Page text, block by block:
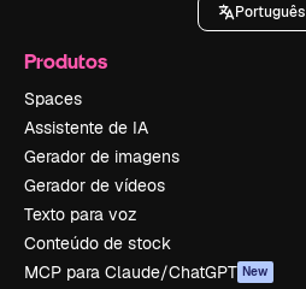
Português
Produtos
Spaces
Assistente de IA
Gerador de imagens
Gerador de vídeos
Texto para voz
Conteúdo de stock
MCP para Claude/ChatGPT New